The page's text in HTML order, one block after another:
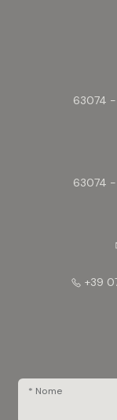
63074 -
63074 -
+39
* Nome